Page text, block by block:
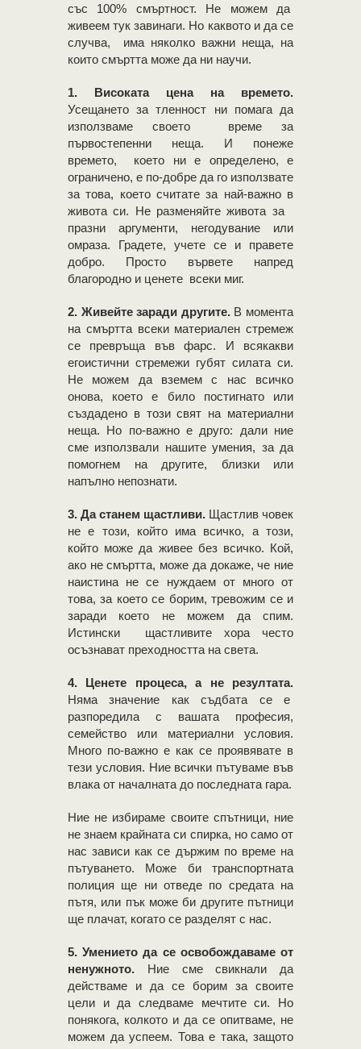
със 100% смъртност. Не можем да
живеем тук завинаги. Но каквото и да се
случва, има няколко важни неща, на
които смъртта може да ни научи.
1. Високата цена на времето.
Усещането за тленност ни помага да
използваме своето време за
първостепенни неща. И понеже
времето, което ни е определено, е
ограничено, е по-добре да го използвате
за това, което считате за най-важно в
живота си. Не разменяйте живота за
празни аргументи, негодувание или
омраза. Градете, учете се и правете
добро. Просто вървете напред
благородно и ценете всеки миг.
2. Живейте заради другите.В момента
на смъртта всеки материален стремеж
се превръща във фарс. И всякакви
егоистични стремежи губят силата си.
Не можем да вземем с нас всичко
онова, което е било постигнато или
създадено в този свят на материални
неща. Но по-важно е друго: дали ние
сме използвали нашите умения, за да
помогнем на другите, близки или
напълно непознати.
3. Да станем щастливи. Щастлив човек
не е този, който има всичко, а този,
който може да живее без всичко. Кой,
ако не смъртта, може да докаже, че ние
наистина не се нуждаем от много от
това, за което се борим, тревожим се и
заради което не можем да спим.
Истински щастливите хора често
осъзнават преходността на света.
4. Ценете процеса, а не резултата.
Няма значение как съдбата се е
разпоредила с вашата професия,
семейство или материални условия.
Много по-важно е как се проявявате в
тези условия. Ние всички пътуваме във
влака от началната до последната гара.
Ние не избираме своите спътници, ние
не знаем крайната си спирка, но само от
нас зависи как се държим по време на
пътуването. Може би транспортната
полиция ще ни отведе по средата на
пътя, или пък може би другите пътници
ще плачат, когато се разделят с нас.
5. Умението да се освобождаваме от
ненужното. Ние сме свикнали да
действаме и да се борим за своите
цели и да следваме мечтите си. Но
понякога, колкото и да се опитваме, не
можем да успеем. Това е така, защото